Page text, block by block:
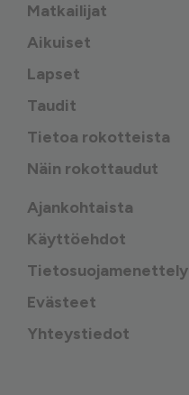
Matkailijat
Aikuiset
Lapset
Taudit
Tietoa rokotteista
Näin rokottaudut
Ajankohtaista
Käyttöehdot
Tietosuojamenettely
Evästeet
Yhteystiedot